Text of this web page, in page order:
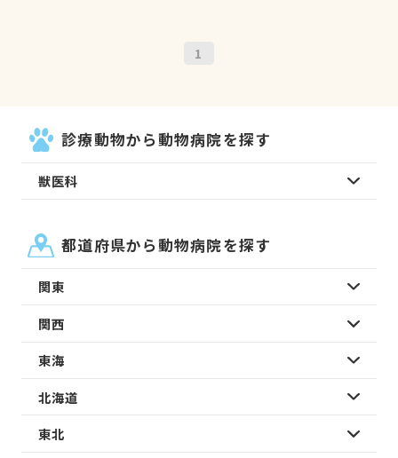
1
診療動物から動物病院を探す
獣医科
都道府県から動物病院を探す
関東
関西
東海
北海道
東北